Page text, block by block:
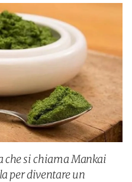
che si chiama Mankai
per diventare un